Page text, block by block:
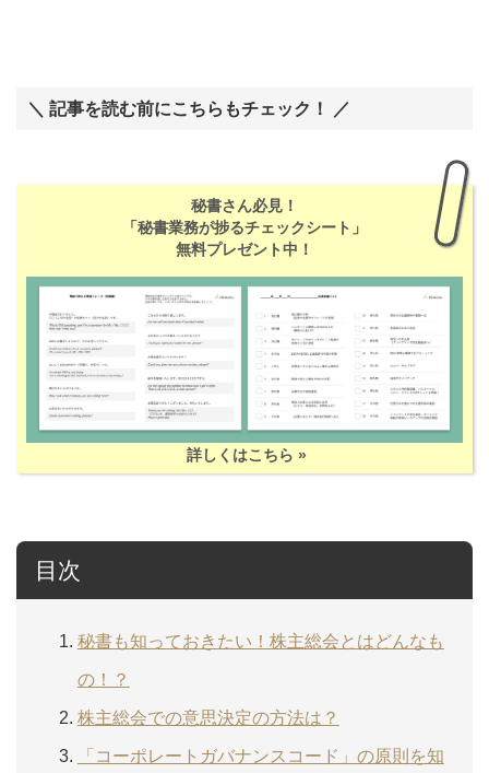
＼ 記事を読む前にこちらもチェック！ ／
秘書さん必見！
「秘書業務が捗るチェックシート」
無料プレゼント中！
詳しくはこちら »
目次
秘書も知っておきたい！株主総会とはどんなも
の！？
株主総会での意思決定の方法は？
「コーポレートガバナンスコード」の原則を知